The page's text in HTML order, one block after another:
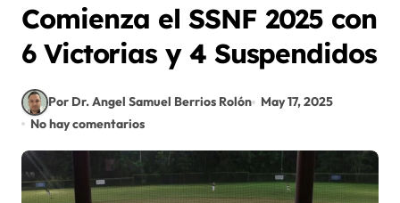
Comienza el SSNF 2025 con
6 Victorias y 4 Suspendidos
Por Dr. Angel Samuel Berrios Rolón
May 17, 2025
No hay comentarios